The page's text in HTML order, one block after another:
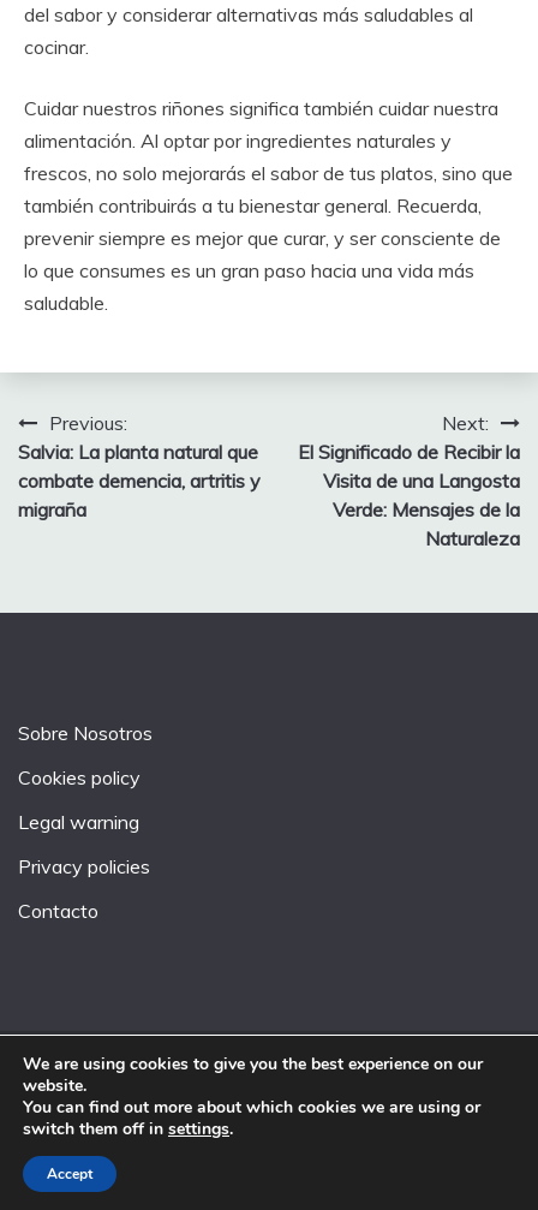
del sabor y considerar alternativas más saludables al
cocinar.
Cuidar nuestros riñones significa también cuidar nuestra
alimentación. Al optar por ingredientes naturales y
frescos, no solo mejorarás el sabor de tus platos, sino que
también contribuirás a tu bienestar general. Recuerda,
prevenir siempre es mejor que curar, y ser consciente de
lo que consumes es un gran paso hacia una vida más
saludable.
Post
navigation
Previous:
Salvia: La planta natural que
combate demencia, artritis y
migraña
Next:
El Significado de Recibir la
Visita de una Langosta
Verde: Mensajes de la
Naturaleza
Sobre Nosotros
Cookies policy
Legal warning
Privacy policies
Contacto
Proudly powered by WordPress
Theme: Fairy by
We are using cookies to give you the best experience on our
website.
You can find out more about which cookies we are using or
switch them off in settings.
Accept